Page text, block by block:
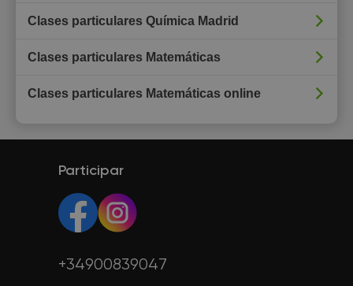
Clases particulares Química Madrid
Clases particulares Matemáticas
Clases particulares Matemáticas online
Participar
+34900839047